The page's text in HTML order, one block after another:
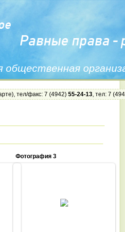
общественная
), тел/факс: 7 (4942) 55-24-13, тел: 7
Фотография 3